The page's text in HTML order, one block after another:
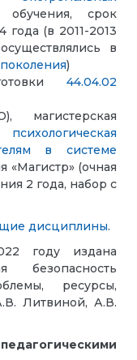
срок
года (в 2011-2013
в
)
44.04.02
в системе
«Магистр» (очная
2 года, набор с
дисциплины.
году издана
безопасность
ресурсы,
Литвиной, А.В.